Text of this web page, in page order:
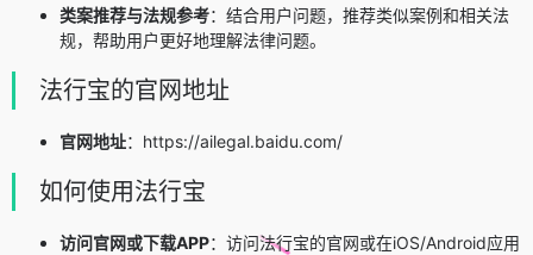
类案推荐与法规参考：结合用户问题，推荐类似案例和相关法
规，帮助用户更好地理解法律问题。
法行宝的官网地址
官网地址：https://ailegal.baidu.com/
如何使用法行宝
访问官网或下载APP：访问法行宝的官网或在iOS/Android应用